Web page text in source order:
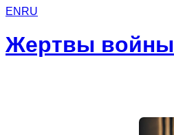
EN RU
Жертвы войны